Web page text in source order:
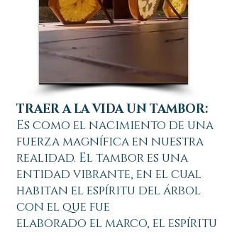
TRAER A LA VIDA UN TAMBOR:
Es como el nacimiento de una
fuerza magnífica en nuestra
realidad. El tambor es una
entidad vibrante, en el cual
habitan el espíritu del árbol
con el que fue
elaborado el marco, el espíritu